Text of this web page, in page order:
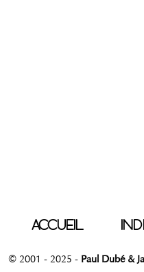
ACCUEIL
© 2001 - 2025 - Paul Dubé &